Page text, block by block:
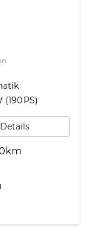
(190 PS)
Details